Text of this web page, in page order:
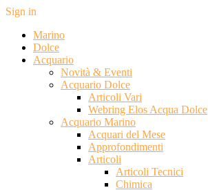
Sign in
Marino
Dolce
Acquario
Novità & Eventi
Acquario Dolce
Articoli Vari
Webring Elos Acqua Dolce
Acquario Marino
Acquari del Mese
Approfondimenti
Articoli
Articoli Tecnici
Chimica